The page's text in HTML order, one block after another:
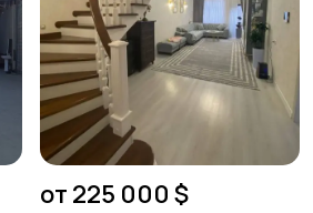
от 225 000 $